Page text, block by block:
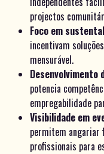
projectos
Foco em
incentivam
mensurável.
Desenvolvimento
potencia
empregabilidade
Visibilidade em
permitem angariar
profissionais para